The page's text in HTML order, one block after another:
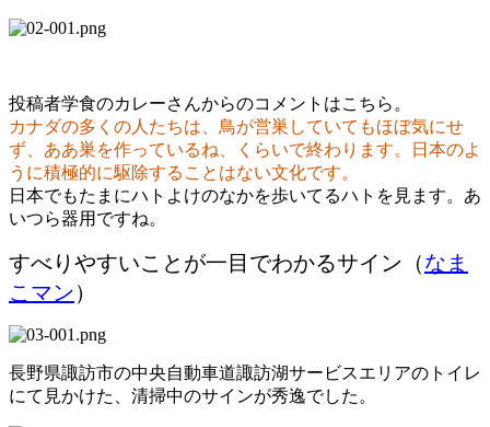
投稿者学食のカレーさんからのコメントはこちら。
カナダの多くの人たちは、鳥が営巣していてもほぼ気にせ
ず、ああ巣を作っているね、くらいで終わります。日本のよ
うに積極的に駆除することはない文化です。
日本でもたまにハトよけのなかを歩いてるハトを見ます。あ
いつら器用ですね。
すべりやすいことが一目でわかるサイン（なま
こマン）
長野県諏訪市の中央自動車道諏訪湖サービスエリアのトイレ
にて見かけた、清掃中のサインが秀逸でした。